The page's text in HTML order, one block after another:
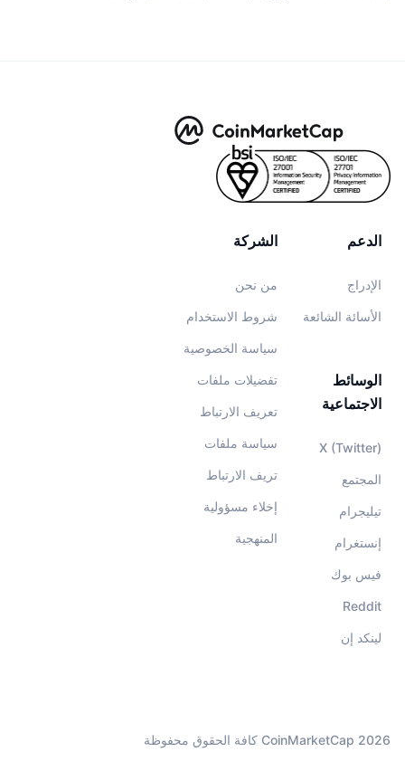
الشركة
من نحن
شروط الاستخدام
سياسة الخصوصية
تفضيلات ملفات
تعريف الارتباط
سياسة ملفات
تريف الارتباط
إخلاء مسؤولية
المنهجية
الدعم
الإدراج
الأسائة الشائعة
الوسائط
الاجتماعية
X (Twitter)
المجتمع
تيليجرام
إنستغرام
فيس بوك
Reddit
لينكد إن
CoinMarketCap 2026 كافة الحقوق محفوظة